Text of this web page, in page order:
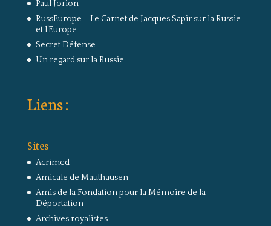
Paul Jorion
RussEurope – Le Carnet de Jacques Sapir sur la Russie
et l’Europe
Secret Défense
Un regard sur la Russie
Liens :
Sites
Acrimed
Amicale de Mauthausen
Amis de la Fondation pour la Mémoire de la
Déportation
Archives royalistes